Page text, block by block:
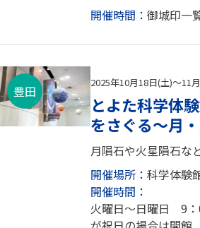
開催時間： 御城印一
豊田
2025年10月18日(土)～11
とよた科学体
をさぐる～月・
月隕石や火星隕石な
開催場所： 科学体験
開催時間：
火曜日～日曜日 9